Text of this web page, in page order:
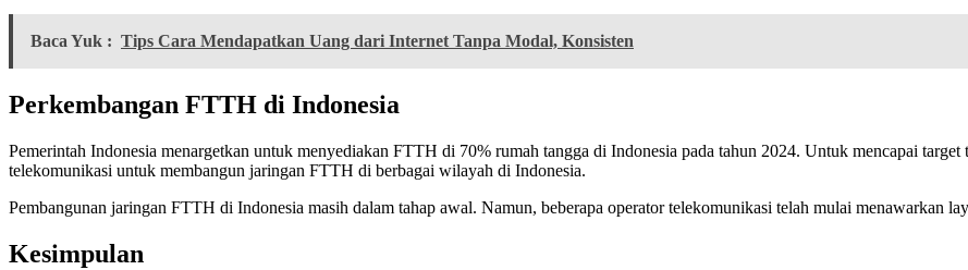
Baca Yuk : Tips Cara Mendapatkan Uang dari Internet Tanpa Modal, Konsisten
Perkembangan FTTH di Indonesia
Pemerintah Indonesia menargetkan untuk menyediakan FTTH di 70% rumah tangga di Indonesia pada tahun 2024. Untuk mencapai target
telekomunikasi untuk membangun jaringan FTTH di berbagai wilayah di Indonesia.
Pembangunan jaringan FTTH di Indonesia masih dalam tahap awal. Namun, beberapa operator telekomunikasi telah mulai menawarkan
Kesimpulan